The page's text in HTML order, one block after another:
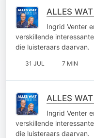
ALLES
Ingrid Venter
verskillende
die luisteraars daarvan.
31 JUL 7 MIN
ALLES
Ingrid Venter
verskillende
die luisteraars daarvan.